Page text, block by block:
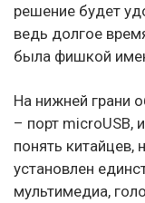
решение будет
ведь долгое
была фишкой
На нижней грани
– порт microUSB,
понять китайцев,
установлен
мультимедиа,